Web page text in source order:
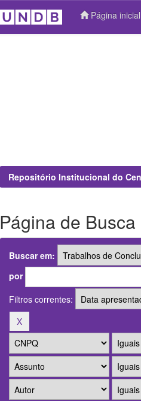
Página inicial
Repositório Institucional do
Página de Busca
Buscar em:
por
Filtros correntes: